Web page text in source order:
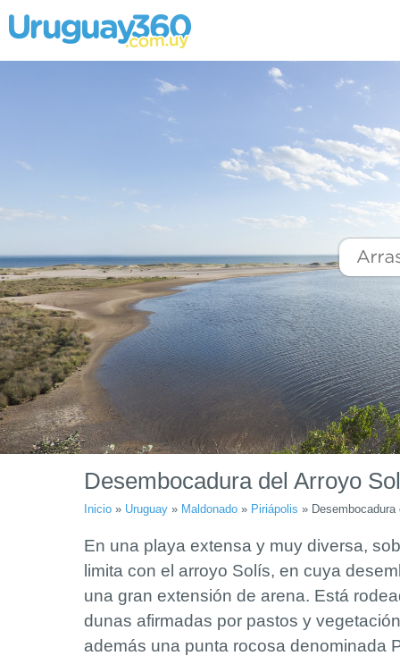
Desembocadura del Arroyo
Inicio » Uruguay » Maldonado » Piriápolis »
En una playa extensa y muy diversa,
limita con el arroyo Solís, en cuya
una gran extensión de arena. Está
dunas afirmadas por pastos y
además una punta rocosa denominada